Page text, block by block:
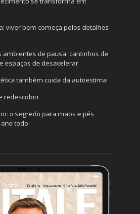
viver bem começa pelos detalhes
ambientes de pausa: cantinhos de
espaços de desacelerar
também cuida da autoestima
redescobrir
o segredo para mãos e pés
todo